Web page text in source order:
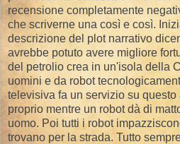
recensione completamente
che scriverne una così e così.
descrizione del plot narrativo
avrebbe potuto avere migliore
del petrolio crea in un'isola della
uomini e da robot
televisiva fa un servizio su
proprio mentre un robot dà di
uomo. Poi tutti i robot
trovano per la strada. Tutto